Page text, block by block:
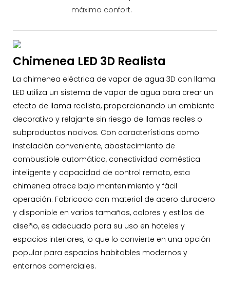
máximo confort.
Chimenea LED 3D Realista
La chimenea eléctrica de vapor de agua 3D con llama
LED utiliza un sistema de vapor de agua para crear un
efecto de llama realista, proporcionando un ambiente
decorativo y relajante sin riesgo de llamas reales o
subproductos nocivos. Con características como
instalación conveniente, abastecimiento de
combustible automático, conectividad doméstica
inteligente y capacidad de control remoto, esta
chimenea ofrece bajo mantenimiento y fácil
operación. Fabricado con material de acero duradero
y disponible en varios tamaños, colores y estilos de
diseño, es adecuado para su uso en hoteles y
espacios interiores, lo que lo convierte en una opción
popular para espacios habitables modernos y
entornos comerciales.